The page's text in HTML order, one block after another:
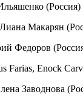
(Россия)
Макарян
Федоров
Farias, Enock
Заводнова